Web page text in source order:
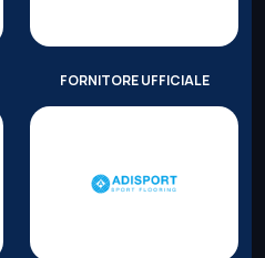
FORNITORE UFFICIALE